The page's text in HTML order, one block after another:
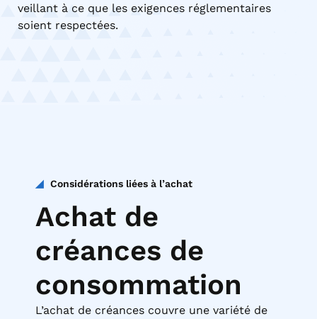
veillant à ce que les exigences réglementaires
soient respectées.
Considérations liées à l’achat
Achat de
créances de
consommation
L’achat de créances couvre une variété de